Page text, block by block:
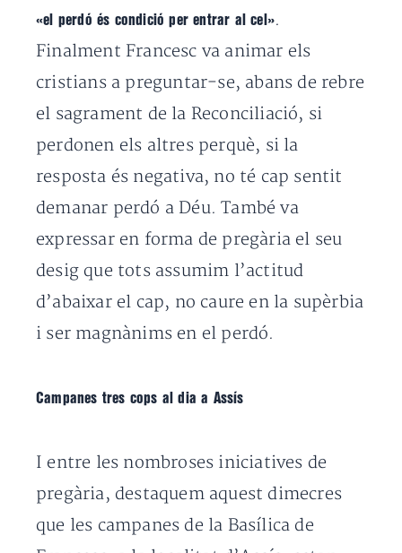
«el perdó és condició per entrar al cel».
Finalment Francesc va animar els
cristians a preguntar-se, abans de rebre
el sagrament de la Reconciliació, si
perdonen els altres perquè, si la
resposta és negativa, no té cap sentit
demanar perdó a Déu. També va
expressar en forma de pregària el seu
desig que tots assumim l’actitud
d’abaixar el cap, no caure en la supèrbia
i ser magnànims en el perdó.
Campanes tres cops al dia a Assís
I entre les nombroses iniciatives de
pregària, destaquem aquest dimecres
que les campanes de la Basílica de